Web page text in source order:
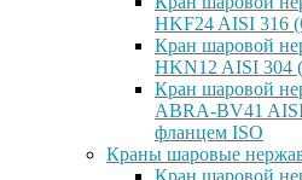
HKF24 AISI 316
Кран шаровой
HKN12 AISI 304
Кран шаровой
ABRA-BV41
фланцем ISO
Краны шаровые
Кран шаровой